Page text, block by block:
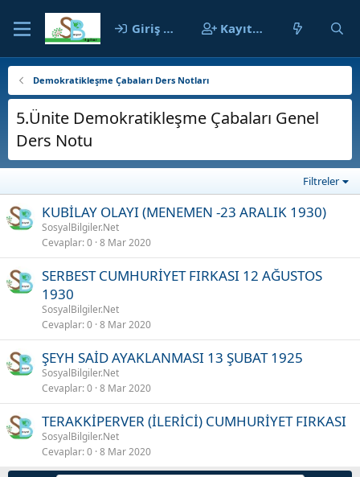
Giriş yap Kayıt ol
Demokratikleşme Çabaları Ders Notları
5.Ünite Demokratikleşme Çabaları Genel
Ders Notu
Filtreler
KUBİLAY OLAYI (MENEMEN -23 ARALIK 1930)
SosyalBilgiler.Net
Cevaplar 0 8 Mar 2020
SERBEST CUMHURİYET FIRKASI 12 AĞUSTOS
1930
SosyalBilgiler.Net
Cevaplar 0 8 Mar 2020
ŞEYH SAİD AYAKLANMASI 13 ŞUBAT 1925
SosyalBilgiler.Net
Cevaplar 0 8 Mar 2020
TERAKKİPERVER (İLERİCİ) CUMHURİYET FIRKASI
SosyalBilgiler.Net
Cevaplar 0 8 Mar 2020